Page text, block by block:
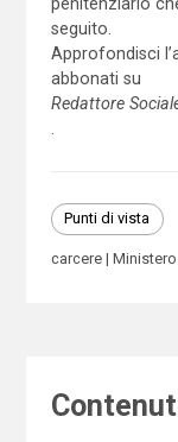
seguito.
Approfondisci
abbonati su
Redattore
Punti di vista
carcere